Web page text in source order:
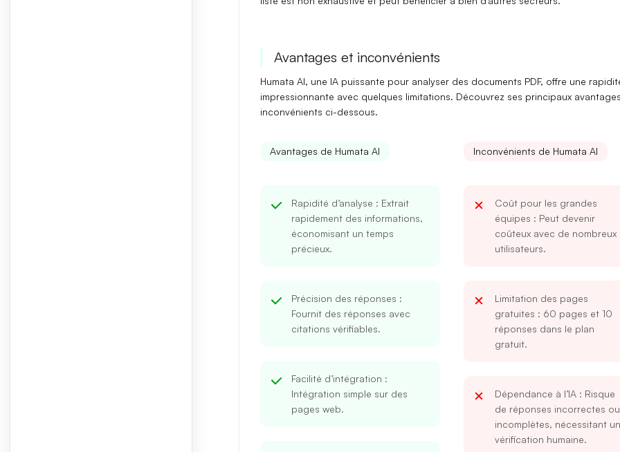
Avantages et inconvénients
Humata AI, une IA puissante pour analyser des documents PDF, offre une
impressionnante avec quelques limitations. Découvrez ses principaux
inconvénients ci-dessous.
Avantages de Humata AI
Rapidité d’analyse : Extrait
rapidement des informations,
économisant un temps
précieux.
Précision des réponses :
Fournit des réponses avec
citations vérifiables.
Facilité d’intégration :
Intégration simple sur des
pages web.
Inconvénients de Humata AI
Coût pour les grandes
équipes : Peut devenir
coûteux avec de nombreux
utilisateurs.
Limitation des pages
gratuites : 60 pages et 10
réponses dans le plan
gratuit.
Dépendance à l’IA: Risque
de réponses incorrectes ou
incomplètes, nécessitant
vérification humaine.